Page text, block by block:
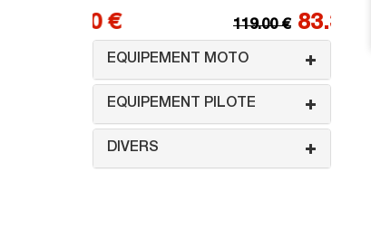
83.30 €
EQUIPEMENT MOTO
EQUIPEMENT PILOTE
DIVERS